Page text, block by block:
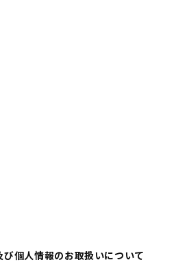
個人情報のお取扱いについて